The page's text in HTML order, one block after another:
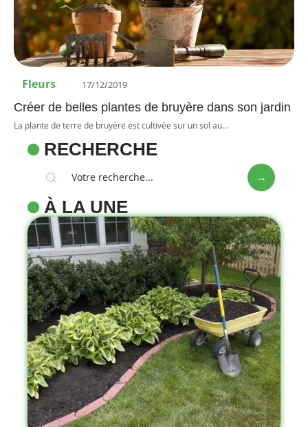
Fleurs 17/12/2019
Créer de belles plantes de bruyère dans son jardin
La plante de terre de bruyère est cultivée sur un sol au…
RECHERCHE
À LA UNE